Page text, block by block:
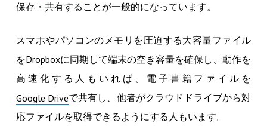
保存・共有することが一般的になっています。
スマホやパソコンのメモリを圧迫する大容量ファイル
をDropboxに同期して端末の空き容量を確保し、動作を
高速化する人もいれば、電子書籍ファイルを
Google Driveで共有し、他者がクラウドドライブから対
応ファイルを取得できるようにする人もいます。